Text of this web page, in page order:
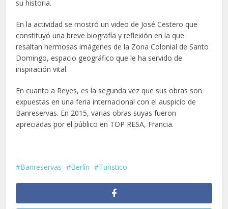
su historia.
En la actividad se mostró un video de José Cestero que
constituyó una breve biografía y reflexión en la que
resaltan hermosas imágenes de la Zona Colonial de Santo
Domingo, espacio geográfico que le ha servido de
inspiración vital.
En cuanto a Reyes, es la segunda vez que sus obras son
expuestas en una feria internacional con el auspicio de
Banreservas. En 2015, varias obras suyas fueron
apreciadas por el público en TOP RESA, Francia.
Banreservas Berlín Turistico